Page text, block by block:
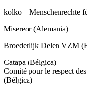
kolko – Menschenrechte
Misereor (Alemania)
Broederlijk Delen VZM
Catapa (Bélgica)
Comité pour le respect
(Bélgica)